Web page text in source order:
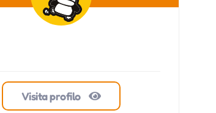
Visita profilo